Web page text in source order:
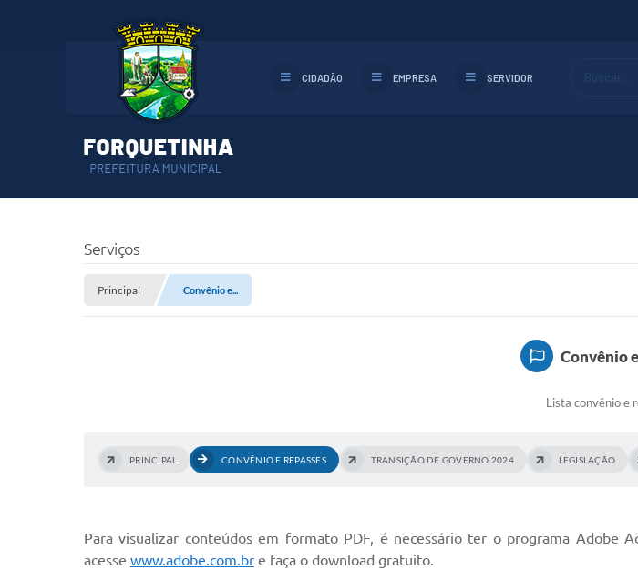
Buscar...
CIDADÃO EMPRESA SERVIDOR
Serviços
Principal Convênio e...
Convênio
Lista convênio e
PRINCIPAL CONVÊNIO E REPASSES TRANSIÇÃO DE GOVERNO 2024 LEGISLAÇÃO
Para visualizar conteúdos em formato PDF, é necessário ter o programa Adobe
acesse www.adobe.com.br e faça o download gratuito.